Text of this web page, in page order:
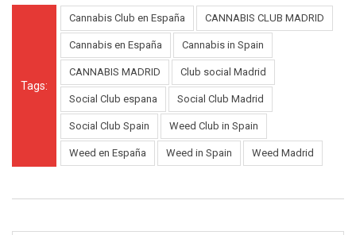
Tags:
Cannabis Club en España CANNABIS CLUB MADRID
Cannabis en España Cannabis in Spain
CANNABIS MADRID Club social Madrid
Social Club espana Social Club Madrid
Social Club Spain Weed Club in Spain
Weed en España Weed in Spain Weed Madrid